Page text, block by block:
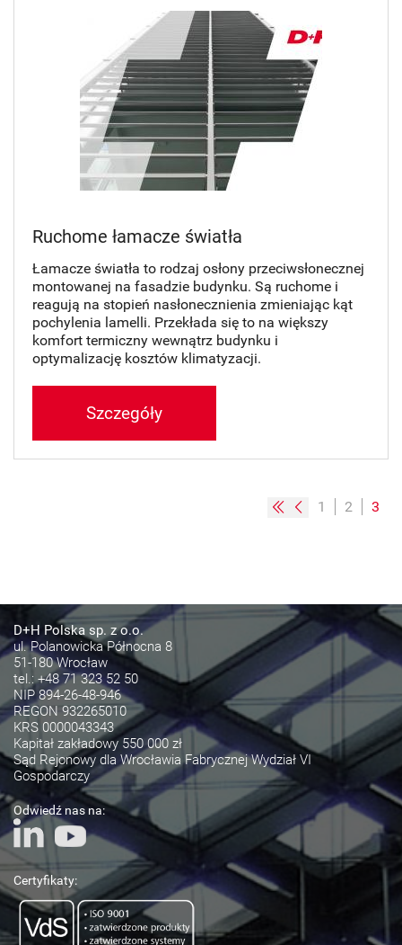
Ruchome łamacze światła
Łamacze światła to rodzaj osłony przeciwsłonecznej
montowanej na fasadzie budynku. Są ruchome i
reagują na stopień nasłonecznienia zmieniając kąt
pochylenia lamelli. Przekłada się to na większy
komfort termiczny wewnątrz budynku i
optymalizację kosztów klimatyzacji.
Szczegóły
1 2 3
D+H Polska sp. z o.o.
ul. Polanowicka Północna 8
51-180 Wrocław
tel.:+48 71 323 52 50
NIP 894-26-48-946
REGON 932265010
KRS 0000043343
Kapitał zakładowy 550 000 zł
Sąd Rejonowy dla Wrocławia Fabrycznej Wydział VI
Gospodarczy
Odwiedź nas na:
Certyfikaty: